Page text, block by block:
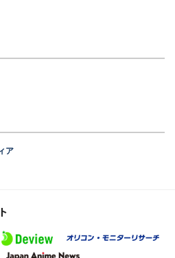
ア